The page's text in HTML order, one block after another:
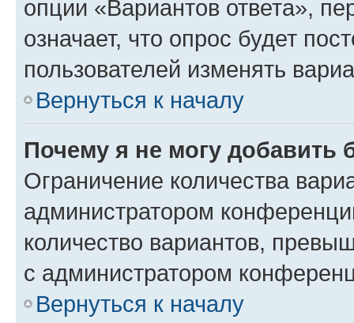
опции «Вариантов ответа»,
означает, что опрос будет
пользователей изменять
Вернуться к началу
Почему я не могу добавить
Ограничение количества
администратором
количество вариантов,
с администратором
Вернуться к началу